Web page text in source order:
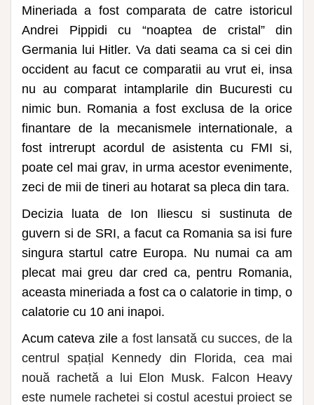
Mineriada a fost comparata de catre istoricul
Andrei Pippidi cu “noaptea de cristal” din
Germania lui Hitler. Va dati seama ca si cei din
occident au facut ce comparatii au vrut ei, insa
nu au comparat intamplarile din Bucuresti cu
nimic bun. Romania a fost exclusa de la orice
finantare de la mecanismele internationale, a
fost intrerupt acordul de asistenta cu FMI si,
poate cel mai grav, in urma acestor evenimente,
zeci de mii de tineri au hotarat sa pleca din tara.
Decizia luata de Ion Iliescu si sustinuta de
guvern si de SRI, a facut ca Romania sa isi fure
singura startul catre Europa. Nu numai ca am
plecat mai greu dar cred ca, pentru Romania,
aceasta mineriada a fost ca o calatorie in timp, o
calatorie cu 10 ani inapoi.
Acum cateva zilea fost lansată cu succes, de la
centrul spațial Kennedy din Florida, cea mai
nouă rachetă a lui Elon Musk. Falcon Heavy
este numele rachetei si costul acestui proiect se